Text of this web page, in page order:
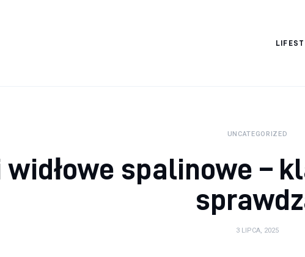
Vacation
UNCATEGORIZED
widłowe spalinowe –
3 LIPCA, 2025